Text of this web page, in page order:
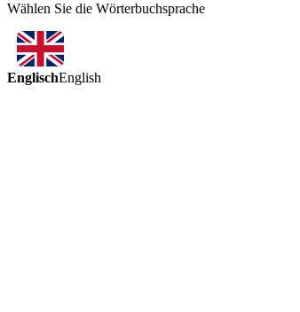
Wählen Sie die Wörterbuchsprache
EnglischEnglish